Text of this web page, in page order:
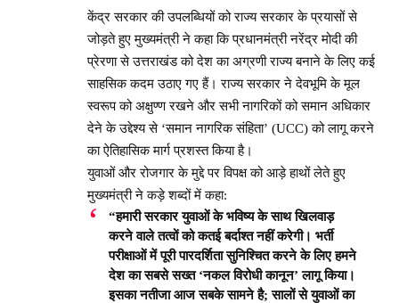
केंद्र सरकार की उपलब्धियों को राज्य सरकार के प्रयासों से
जोड़ते हुए मुख्यमंत्री ने कहा कि प्रधानमंत्री नरेंद्र मोदी की
प्रेरणा से उत्तराखंड को देश का अग्रणी राज्य बनाने के लिए कई
साहसिक कदम उठाए गए हैं। राज्य सरकार ने देवभूमि के मूल
स्वरूप को अक्षुण्ण रखने और सभी नागरिकों को समान अधिकार
देने के उद्देश्य से ‘समान नागरिक संहिता’ (UCC) को लागू करने
का ऐतिहासिक मार्ग प्रशस्त किया है।
युवाओं और रोजगार के मुद्दे पर विपक्ष को आड़े हाथों लेते हुए
मुख्यमंत्री ने कड़े शब्दों में कहा:
“हमारी सरकार युवाओं के भविष्य के साथ खिलवाड़
करने वाले तत्वों को कतई बर्दाश्त नहीं करेगी। भर्ती
परीक्षाओं में पूरी पारदर्शिता सुनिश्चित करने के लिए हमने
देश का सबसे सख्त ‘नकल विरोधी कानून’ लागू किया।
इसका नतीजा आज सबके सामने है; सालों से युवाओं का